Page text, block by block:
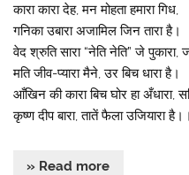
कारा कारा देह, मन मोहता हमारा गिध,
गनिका उबारा अजामिल जिन तारा है।
वेद श्रुति सारा “नेति नेति” जे
मति जीव-प्यारा मैने, उर बिच धारा है।
आँखिन की कारा बिच घोर हा अँधारा,
कृष्ण दीप बारा, तातें फैला उजियारा
» Read more